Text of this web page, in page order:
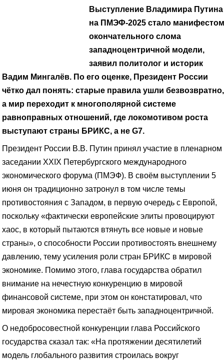
Выступление Владимира Путина
на ПМЭФ-2025 стало манифестом
окончательного слома
западноцентричной модели,
заявил политолог и историк
Вадим Мингалёв. По его оценке, Президент России
чётко дал понять: старые правила ушли безвозвратно,
а мир переходит к многополярной системе
равноправных отношений, где локомотивом роста
выступают страны БРИКС, а не G7.
Президент России В.В. Путин принял участие в пленарном
заседании XXIX Петербургского международного
экономического форума (ПМЭФ). В своём выступлении 5
июня он традиционно затронул в том числе темы
противостояния с Западом, в первую очередь с Европой,
поскольку «фактически европейские элиты провоцируют
хаос, в который пытаются втянуть все новые и новые
страны», о способности России противостоять внешнему
давлению, тему усиления роли стран БРИКС в мировой
экономике. Помимо этого, глава государства обратил
внимание на нечестную конкуренцию в мировой
финансовой системе, при этом он констатировал, что
мировая экономика перестаёт быть западноцентричной.
О недобросовестной конкуренции глава Российского
государства сказал так: «На протяжении десятилетий
модель глобального развития строилась вокруг